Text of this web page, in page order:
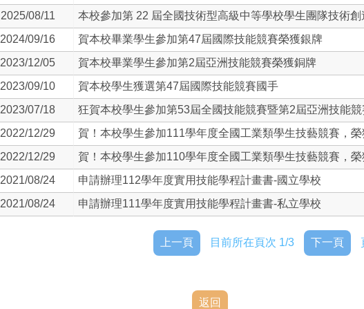
2025/08/11
本校參加第 22 屆全國技術型高級中等學校學生團隊技術創
2024/09/16
賀本校畢業學生參加第47屆國際技能競賽榮獲銀牌
2023/12/05
賀本校畢業學生參加第2屆亞洲技能競賽榮獲銅牌
2023/09/10
賀本校學生獲選第47屆國際技能競賽國手
2023/07/18
狂賀本校學生參加第53屆全國技能競賽暨第2屆亞洲技能競
2022/12/29
賀！本校學生參加111學年度全國工業類學生技藝競賽，榮
2022/12/29
賀！本校學生參加110學年度全國工業類學生技藝競賽，榮
2021/08/24
申請辦理112學年度實用技能學程計畫書-國立學校
2021/08/24
申請辦理111學年度實用技能學程計畫書-私立學校
上一頁 目前所在頁次 1/3 下一頁
返回